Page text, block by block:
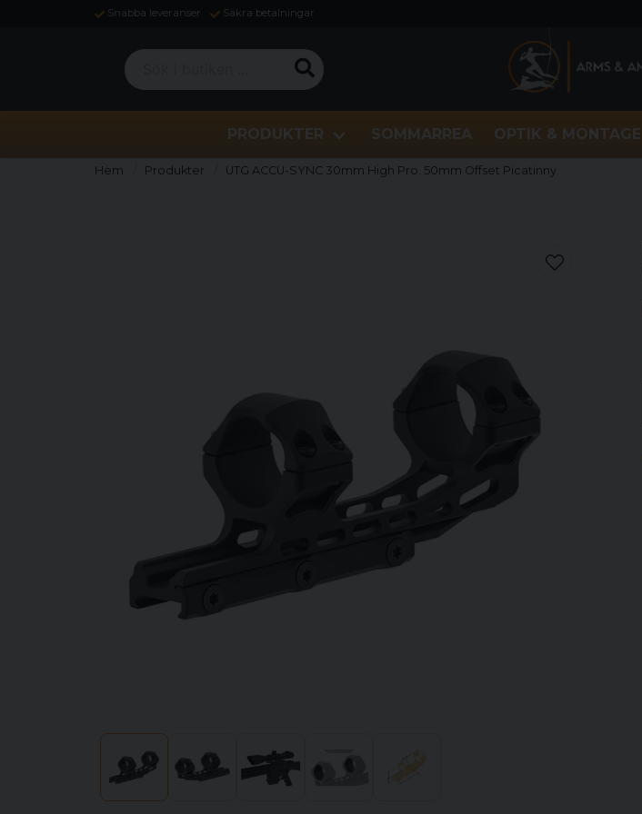
Snabba leveranser Säkra betalningar
Sök i butiken ...
PRODUKTER SOMMARREA OPTIK & MONTAGE
Hem Produkter UTG ACCU-SYNC 30mm High Pro. 50mm Offset Picatinny